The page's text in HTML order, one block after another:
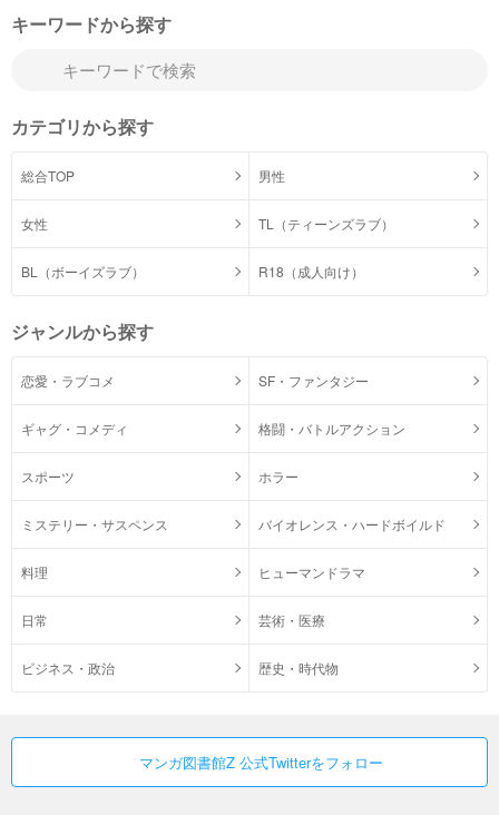
キーワードから探す
カテゴリから探す
総合TOP 男性
女性 TL（ティーンズラブ）
BL（ボーイズラブ） R18（成人向け）
ジャンルから探す
恋愛・ラブコメ SF・ファンタジー
ギャグ・コメディ 格闘・バトルアクション
スポーツ ホラー
ミステリー・サスペンス バイオレンス・ハードボイルド
料理 ヒューマンドラマ
日常 芸術・医療
ビジネス・政治 歴史・時代物
マンガ図書館Z 公式Twitterをフォロー